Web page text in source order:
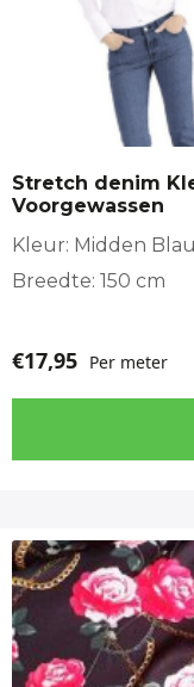
Stretch denim
Voorgewassen
Kleur: Midden
Breedte: 150 cm
€17,95 Per meter